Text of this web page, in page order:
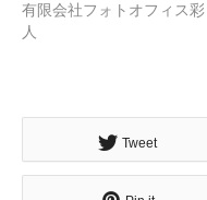
無料で登録したい企業
北海道最強のビジネス
ンラインアジト】
有限会社フォトオフィス彩
人
Tweet